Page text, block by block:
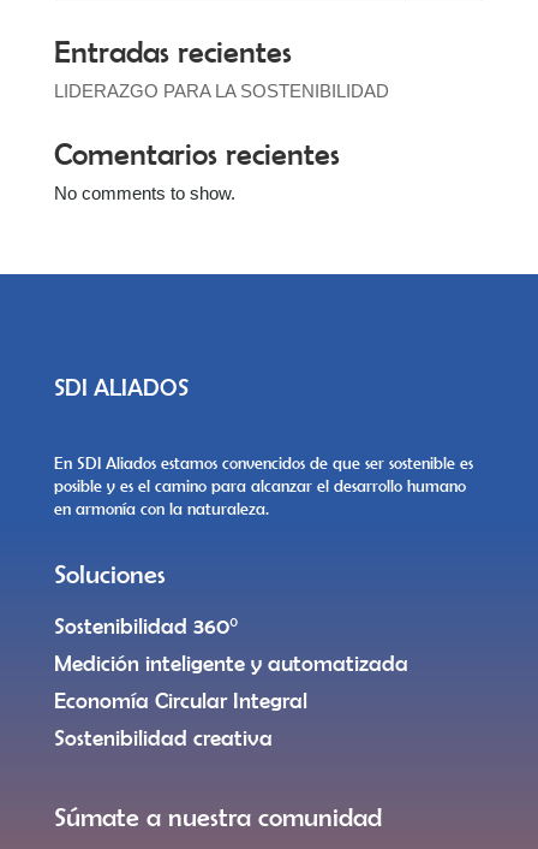
Entradas recientes
LIDERAZGO PARA LA SOSTENIBILIDAD
Comentarios recientes
No comments to show.
SDI ALIADOS
En SDI Aliados estamos convencidos de que ser sostenible es
posible y es el camino para alcanzar el desarrollo humano
en armonía con la naturaleza.
Soluciones
Sostenibilidad 360°
Medición inteligente y automatizada
Economía Circular Integral
Sostenibilidad creativa
Súmate a nuestra comunidad